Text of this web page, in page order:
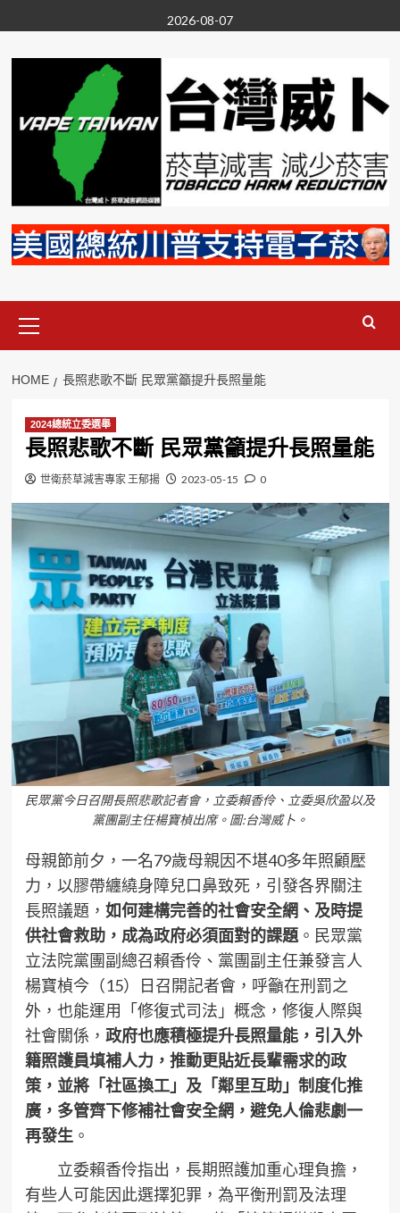
to
content
2026-08-07
Menu
HOME 長照悲歌不斷 民眾黨籲提升長照量能
2024總統立委選舉
長照悲歌不斷 民眾黨籲提升長照量能
世衛菸草減害專家 王郁揚 2023-05-15 0
民眾黨今日召開長照悲歌記者會，立委賴香伶、立委吳欣盈以及
黨團副主任楊寶楨出席。圖:台灣威卜。
母親節前夕，一名79歲母親因不堪40多年照顧壓
力，以膠帶纏繞身障兒口鼻致死，引發各界關注
長照議題， 如何建構完善的社會安全網、及時提
供社會救助，成為政府必須面對的課題。民眾黨
立法院黨團副總召賴香伶、黨團副主任兼發言人
楊寶楨今（15）日召開記者會，呼籲在刑罰之
外，也能運用「修復式司法」概念，修復人際與
社會關係， 政府也應積極提升長照量能，引入外
籍照護員填補人力，推動更貼近長輩需求的政
策，並將「社區換工」及「鄰里互助」制度化推
廣，多管齊下修補社會安全網，避免人倫悲劇一
再發生 。
立委賴香伶指出，長期照護加重心理負擔，
有些人可能因此選擇犯罪，為平衡刑罰及法理